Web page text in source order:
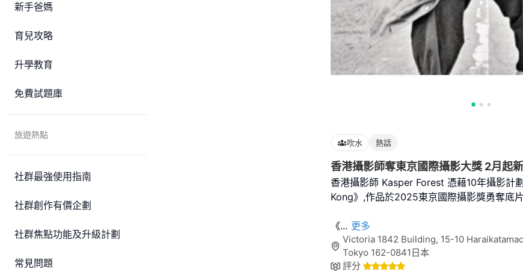
新手爸媽
育兒攻略
升學教育
免費試題庫
旅遊熱點
社群最強使用指南
社群創作有價企劃
社群焦點功能及升級計劃
常見問題
吹水 熱話
香港攝影師奪東京國際攝影大獎 2月起
香港攝影師 Kasper Forest 憑藉10年攝影計
Kong》,作品於2025東京國際攝影獎勇奪底
《... 更多
Victoria 1842 Building, 15-10
Tokyo 162-0841日本
評分